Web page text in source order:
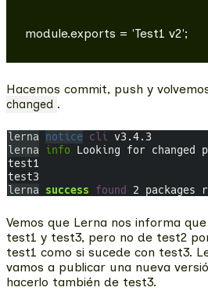
Hacemos commit, push y
changed .
Vemos que Lerna nos informa
test1 y test3, pero no de test2
test1 como si sucede con test3.
vamos a publicar una nueva
hacerlo también de test3.